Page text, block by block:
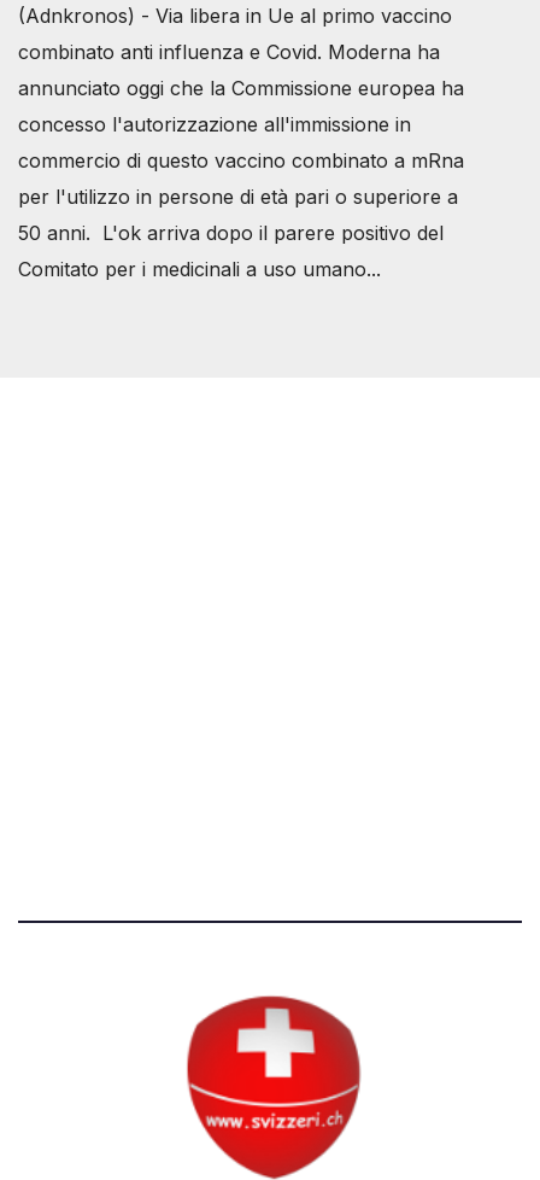
(Adnkronos) - Via libera in Ue al primo vaccino
combinato anti influenza e Covid. Moderna ha
annunciato oggi che la Commissione europea ha
concesso l'autorizzazione all'immissione in
commercio di questo vaccino combinato a mRna
per l'utilizzo in persone di età pari o superiore a
50 anni. L'ok arriva dopo il parere positivo del
Comitato per i medicinali a uso umano...